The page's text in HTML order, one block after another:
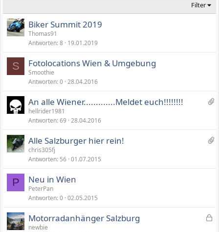
Filter
Biker Summit 2019
Thomas91
Antworten 8 19.01.2019
S Fotolocations Wien & Umgebung
Smoothie
Antworten 0 28.04.2016
2
ä
An alle Wiener.............Meldet euch!!!!!!!!
hellrider1981
Antworten 69 28.04.2016
3
Alle Salzburger hier rein!
chris305fj
Antworten 56 01.07.2015
P Neu in Wien
PeterPan
Antworten 0 02.05.2015
G
Motorradanhänger Salzburg
newbie